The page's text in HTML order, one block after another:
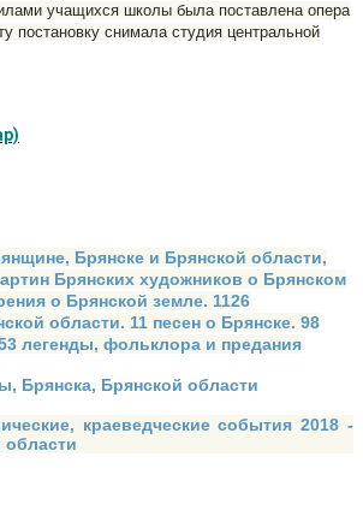
учащихся школы была поставлена опера
постановку снимала студия центральной
Брянске и Брянской области,
Брянских художников о Брянском
о Брянской земле. 1126
области. 11 песен о Брянске. 98
легенды, фольклора и предания
Брянска, Брянской области
краеведческие события 2018 -
области